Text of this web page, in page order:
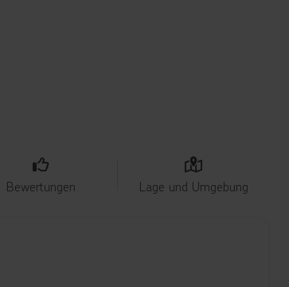
Bewertungen Lage und Umgebung